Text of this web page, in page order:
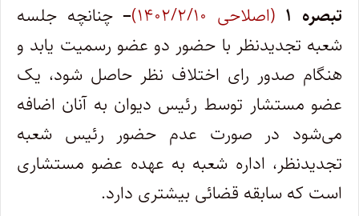
تبصره ۱ (اصلاحی ۱۴۰۲/۲/۱۰) –چنانچه جلسه
شعبه تجدیدنظر با حضور دو عضو رسمیت یابد و
هنگام صدور رای اختلاف نظر حاصل شود، یک
عضو مستشار توسط رئیس دیوان به آنان اضافه
می‌شود در صورت عدم حضور رئیس شعبه
تجدیدنظر، اداره شعبه به عهده عضو مستشاری
است که سابقه قضائی بیشتری دارد.